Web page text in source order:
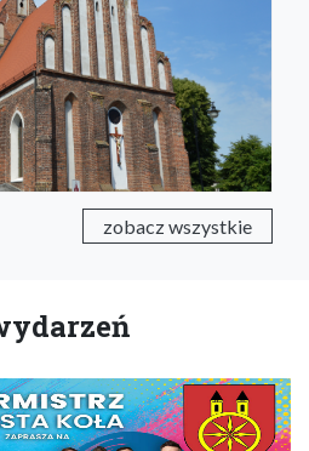
zobacz wszystkie